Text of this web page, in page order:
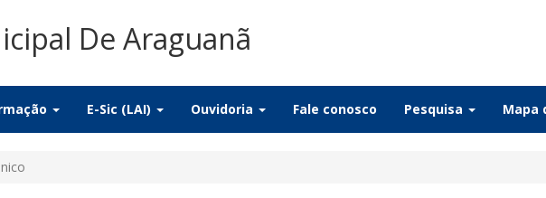
De Araguanã
E-Sic (LAI) Ouvidoria Fale conosco Pesquisa Mapa